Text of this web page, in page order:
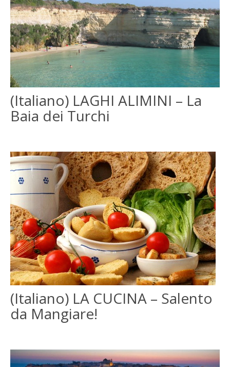
(Italiano) LAGHI ALIMINI – La
Baia dei Turchi
(Italiano) LA CUCINA – Salento
da Mangiare!